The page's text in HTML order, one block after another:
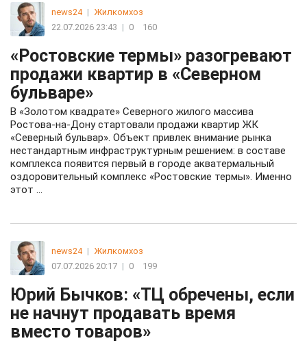
news24 | Жилкомхоз
22.07.2026 23:43 | 0 160
«Ростовские термы» разогревают
продажи квартир в «Северном
бульваре»
В «Золотом квадрате» Северного жилого массива
Ростова-на-Дону стартовали продажи квартир ЖК
«Северный бульвар». Объект привлек внимание рынка
нестандартным инфраструктурным решением: в составе
комплекса появится первый в городе акватермальный
оздоровительный комплекс «Ростовские термы». Именно
этот ...
news24 | Жилкомхоз
07.07.2026 20:17 | 0 199
Юрий Бычков: «ТЦ обречены, если
не начнут продавать время
вместо товаров»